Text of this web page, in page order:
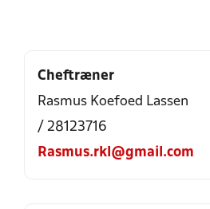
Cheftræner
Rasmus Koefoed Lassen
/ 28123716
Rasmus.rkl@gmail.com